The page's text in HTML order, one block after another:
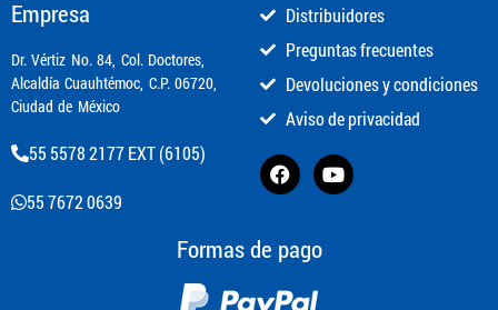
Empresa
​Dr. Vértiz No. 84, Col. Doctores,
Alcaldía Cuauhtémoc, C.P. 06720,
Ciudad de México
55 5578 2177 EXT (6105)
55 7672 0639
Distribuidores
Preguntas frecuentes
Devoluciones y condiciones
Aviso de privacidad
Formas de pago